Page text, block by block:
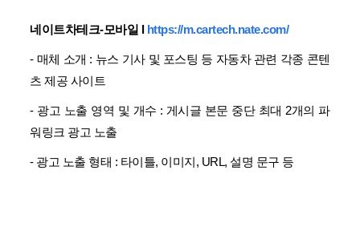
네이트차테크-모바일 l https://m.cartech.nate.com/
- 매체 소개 : 뉴스 기사 및 포스팅 등 자동차 관련 각종 콘텐
츠 제공 사이트
- 광고 노출 영역 및 개수 : 게시글 본문 중단 최대 2개의 파
워링크 광고 노출
- 광고 노출 형태 : 타이틀, 이미지, URL, 설명 문구 등